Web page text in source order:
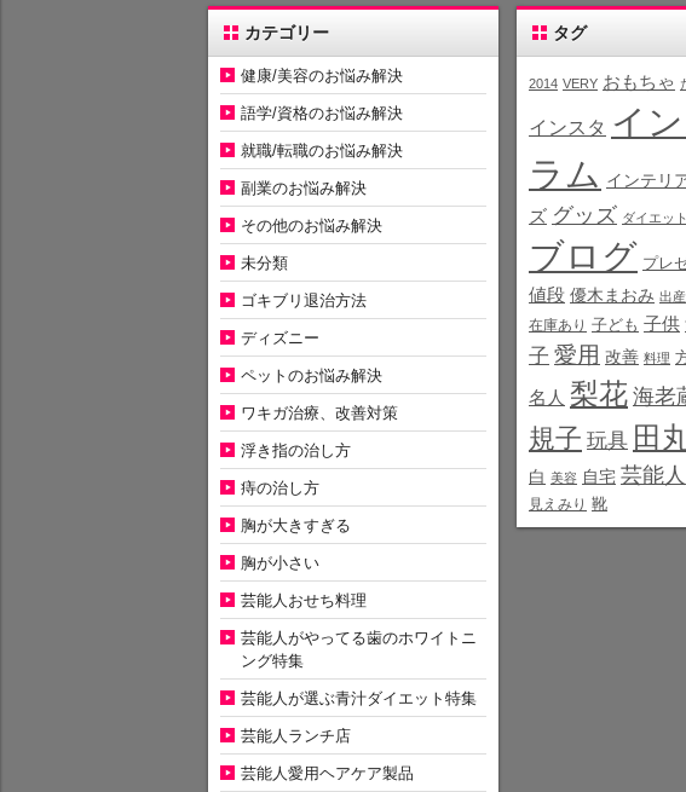
カテゴリー
健康/美容のお悩み解決
語学/資格のお悩み解決
就職/転職のお悩み解決
副業のお悩み解決
その他のお悩み解決
未分類
ゴキブリ退治方法
ディズニー
ペットのお悩み解決
ワキガ治療、改善対策
浮き指の治し方
痔の治し方
胸が大きすぎる
胸が小さい
芸能人おせち料理
芸能人がやってる歯のホワイトニ
ング特集
芸能人が選ぶ青汁ダイエット特集
芸能人ランチ店
芸能人愛用ヘアケア製品
タグ
2014 VERY おもちゃ
インスタ イ
ラム インテリ
ズ グッズ ダイエット
ブログ プレ
値段 優木まおみ 出産
在庫あり 子ども 子供
子 愛用 改善 料理
名人 梨花 海老
規子 玩具 田
白 美容 自宅 芸能人
見えみり 靴